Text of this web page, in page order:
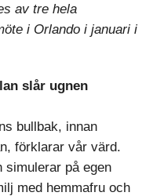
av tre hela
i Orlando i januari i
slår ugnen
bullbak, innan
förklarar vår värd.
simulerar på egen
med hemmafru och